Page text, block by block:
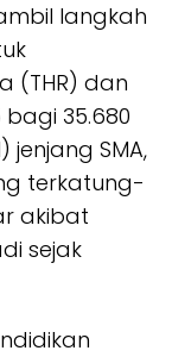
langkah
(THR) dan
bagi 35.680
jenjang SMA,
terkatung-
akibat
sejak